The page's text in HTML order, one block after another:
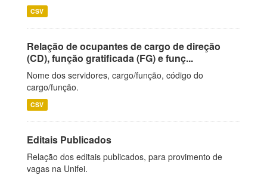
CSV
Relação de ocupantes de cargo de direção
(CD), função gratificada (FG) e funç...
Nome dos servidores, cargo/função, código do
cargo/função.
CSV
Editais Publicados
Relação dos editais publicados, para provimento de
vagas na Unifei.